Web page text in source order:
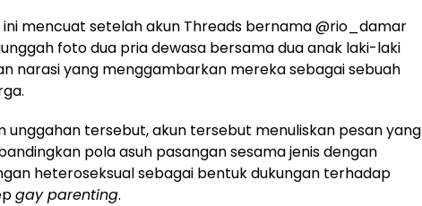
ini mencuat setelah akun Threads bernama @rio_damar
foto dua pria dewasa bersama dua anak laki-laki
narasi yang menggambarkan mereka sebagai sebuah
unggahan tersebut, akun tersebut menuliskan pesan yang
pola asuh pasangan sesama jenis dengan
heteroseksual sebagai bentuk dukungan terhadap
gay parenting.